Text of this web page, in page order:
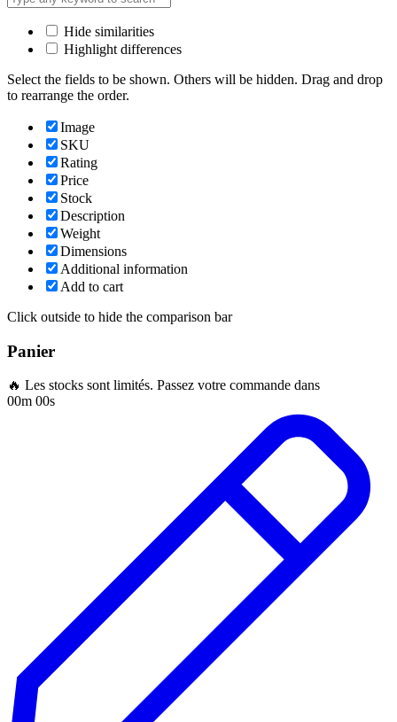
Hide similarities
Highlight differences
Select the fields to be shown. Others will be hidden. Drag and drop
to rearrange the order.
Image
SKU
Rating
Price
Stock
Description
Weight
Dimensions
Additional information
Add to cart
Click outside to hide the comparison bar
Panier
🔥 Les stocks sont limités. Passez votre commande dans
00m 00s